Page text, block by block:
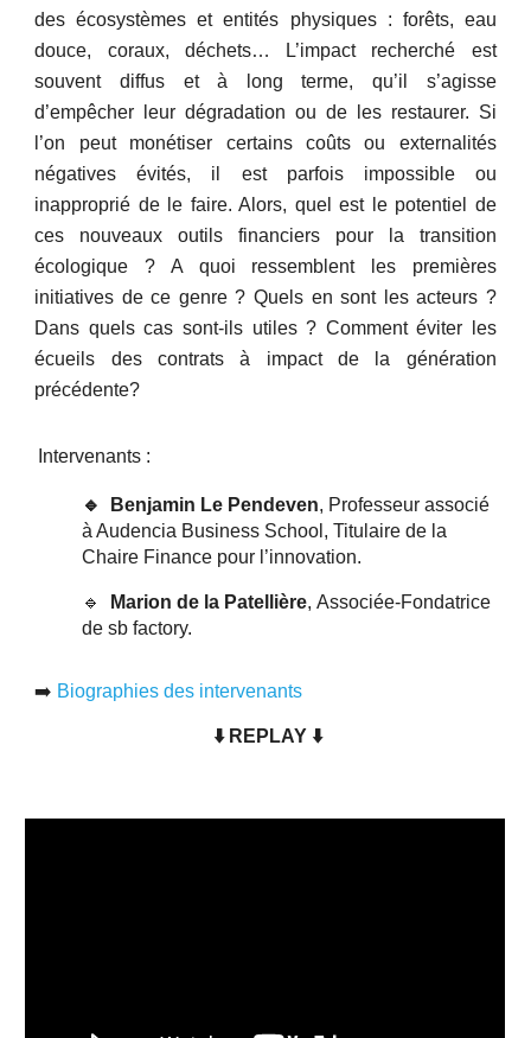
des écosystèmes et entités physiques : forêts, eau
douce, coraux, déchets… L’impact recherché est
souvent diffus et à long terme, qu’il s’agisse
d’empêcher leur dégradation ou de les restaurer. Si
l’on peut monétiser certains coûts ou externalités
négatives évités, il est parfois impossible ou
inapproprié de le faire. Alors, quel est le potentiel de
ces nouveaux outils financiers pour la transition
écologique ? A quoi ressemblent les premières
initiatives de ce genre ? Quels en sont les acteurs ?
Dans quels cas sont-ils utiles ? Comment éviter les
écueils des contrats à impact de la génération
précédente?
Intervenants :
🔹 Benjamin Le Pendeven, Professeur associé
à Audencia Business School, Titulaire de la
Chaire Finance pour l’innovation.
🔹 Marion de la Patellière,Associée-Fondatrice
de sb factory.
➡️ Biographies des intervenants
⬇️ REPLAY ⬇️